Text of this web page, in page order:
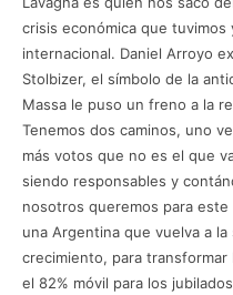
crisis económica que
internacional. Daniel Arroyo
Stolbizer, el símbolo de la
Massa le puso un freno a la
Tenemos dos caminos, uno
más votos que no es el que
siendo responsables y
nosotros queremos para
una Argentina que vuelva a
crecimiento, para
el 82% móvil para los